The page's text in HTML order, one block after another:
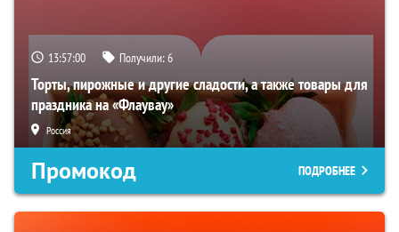
13:56:59 Получили:6
Торты, пирожные и другие сладости, а также товары для
праздника на «Флаувау»
Россия
Промокод ПОДРОБНЕЕ